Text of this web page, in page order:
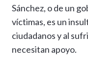
Sánchez, o de un
víctimas, es un
ciudadanos y al
necesitan apoyo.